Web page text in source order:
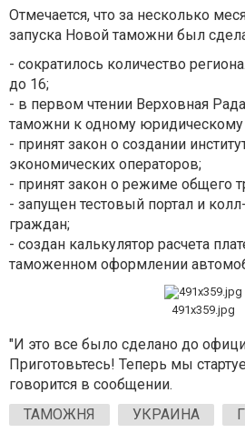
Отмечается, что за несколько
запуска Новой таможни был
- сократилось количество
до 16;
- в первом чтении Верховная
таможни к одному юридическому
- принят закон о создании
экономических операторов;
- принят закон о режиме общего
- запущен тестовый портал и
граждан;
- создан калькулятор расчета
таможенном оформлении
491x359.jpg
"И это все было сделано до
Приготовьтесь! Теперь мы
говорится в сообщении.
ТАМОЖНЯ
УКРАИНА